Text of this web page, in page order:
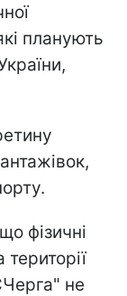
планують
фізичні
не